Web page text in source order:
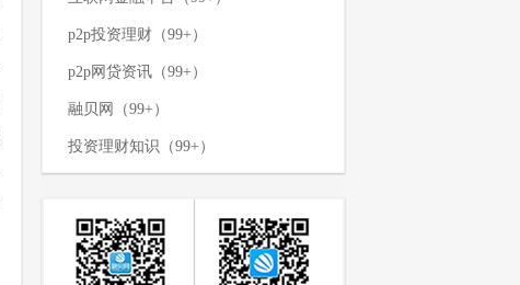
p2p投资理财（99+）
p2p网贷资讯（99+）
融贝网（99+）
投资理财知识（99+）
网络投资理财（99+）
p2p资讯新闻（99+）